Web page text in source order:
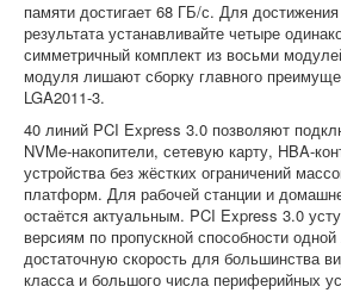
памяти достигает 68 ГБ/с. Для
результата устанавливайте четыре
симметричный комплект из восьми
модуля лишают сборку главного
LGA2011-3.
40 линий PCI Express 3.0 позволяют
NVMe-накопители, сетевую карту, HBA-
устройства без жёстких ограничений
платформ. Для рабочей станции и
остаётся актуальным. PCI Express 3.0
версиям по пропускной способности
достаточную скорость для большинства
класса и большого числа периферийных